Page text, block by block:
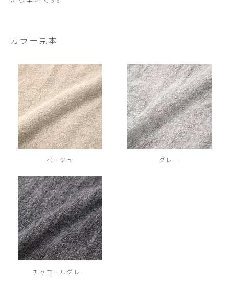
カラー見本
ベージュ グレー
チャコールグレー